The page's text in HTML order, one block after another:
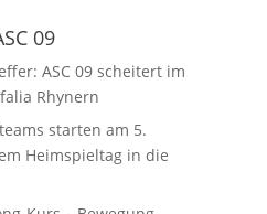
09
ASC 09 scheitert im
Rhynern
starten am 5.
Heimspieltag in die